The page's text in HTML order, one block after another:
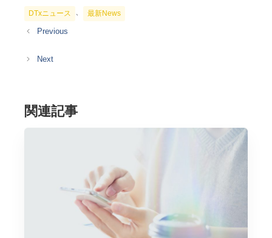
カ
テ
ゴ
ー
DTxニュース 、 最新News
関連記事